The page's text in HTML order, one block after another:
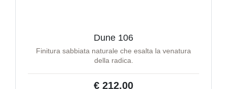
Dune 106
Finitura sabbiata naturale che esalta la venatura
della radica.
€ 212,00